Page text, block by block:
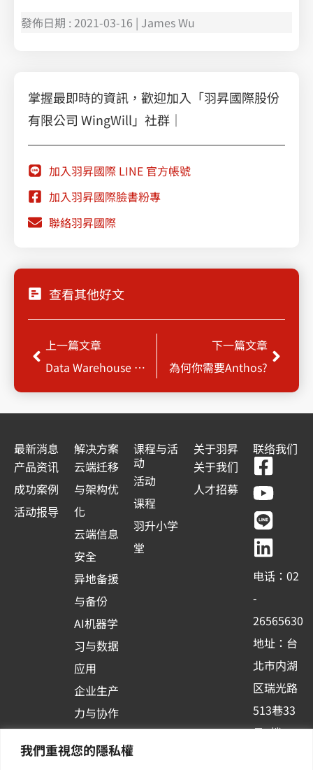
我們重視您的隱私權
發佈日期 : 2021-03-16 | James Wu
掌握最即時的資訊，歡迎加入「羽昇國際股份
有限公司 WingWill」社群｜
加入羽昇國際 LINE 官方帳號
加入羽昇國際臉書粉專
聯絡羽昇國際
查看其他好文
Prev
上一篇文章
Data Warehouse 上雲趨勢
下一篇文章
為何你需要Anthos?
Next
最新消息
产品资讯
成功案例
活动报导
解决方案
云端迁移
与架构优
化
云端信息
安全
异地备援
与备份
AI机器学
习与数据
应用
企业生产
力与协作
台应用
课程与活
动
活动
课程
羽升小学
堂
关于羽昇
关于我们
人才招募
联络我们
F
a
c
e
b
o
o
k
-
s
q
u
a
r
Y
o
u
t
u
b
e
L
i
n
e
L
i
n
k
e
d
i
n
电话：02
-
26565630
地址：台
北市内湖
区瑞光路
513巷33
号6楼